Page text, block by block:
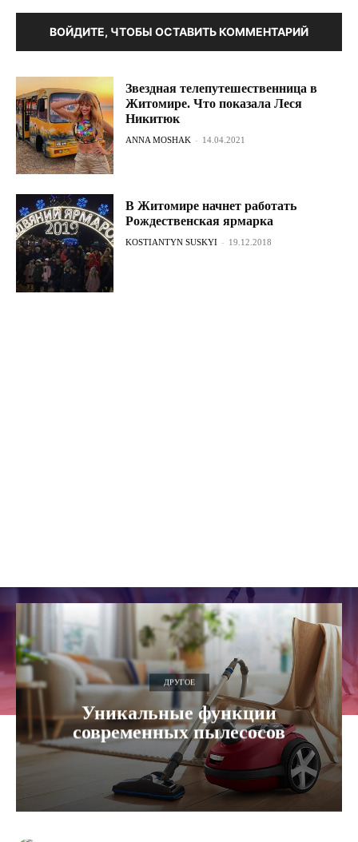
ВОЙДИТЕ, ЧТОБЫ ОСТАВИТЬ КОММЕНТАРИЙ
Звездная телепутешественница в
Житомире. Что показала Леся
Никитюк
ANNA MOSHAK - 14.04.2021
В Житомире начнет работать
Рождественская ярмарка
KOSTIANTYN SUSKYI - 19.12.2018